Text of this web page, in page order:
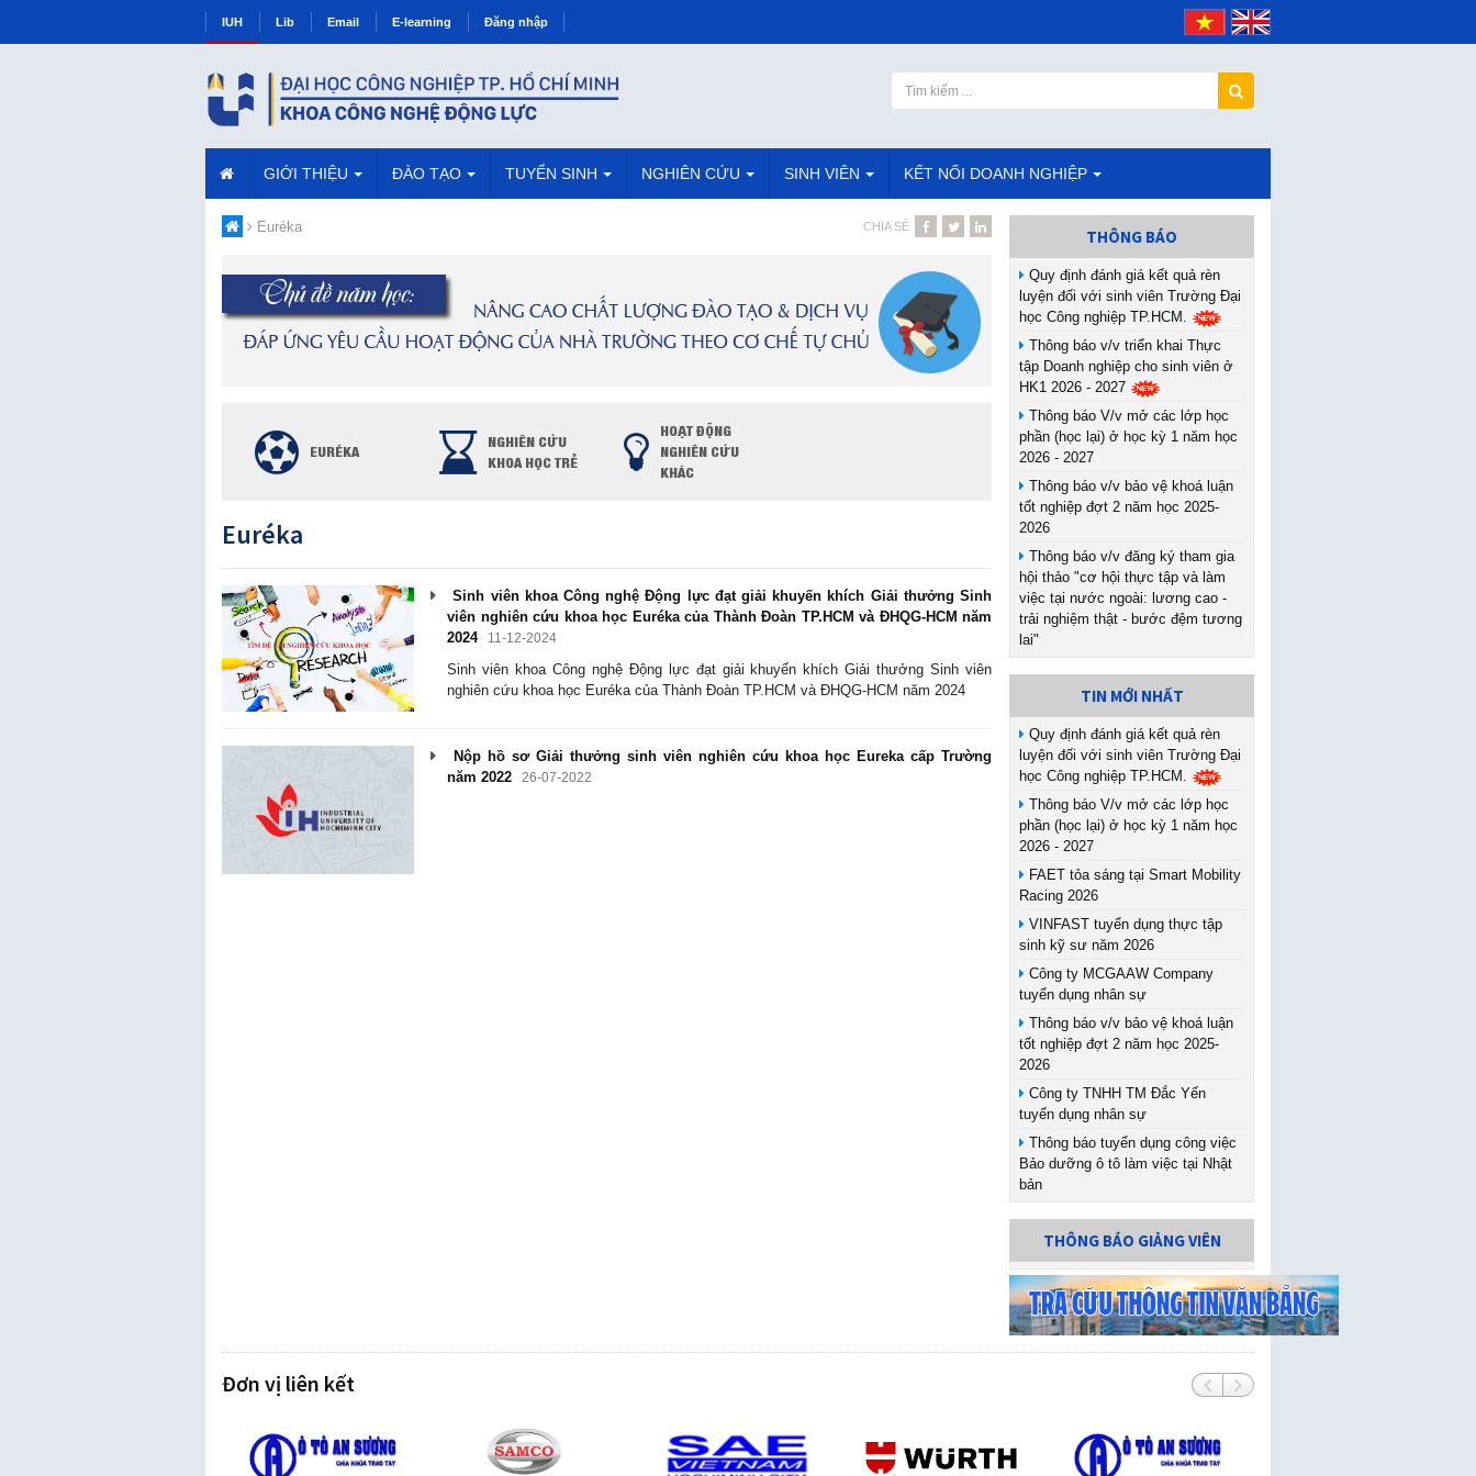
IUH Lib Email E-learning Đăng nhập
GIỚI THIỆU ĐÀO TẠO TUYỂN SINH NGHIÊN CỨU SINH VIÊN KẾT NỐI DOANH NGHIỆP
Euréka CHIA SẺ
EURÉKA
NGHIÊN CỨU
KHOA HỌC TRẺ
HOẠT ĐỘNG
NGHIÊN CỨU
KHÁC
Euréka
Sinh viên khoa Công nghệ Động lực đạt giải khuyến khích Giải thưởng Sinh
viên nghiên cứu khoa học Euréka của Thành Đoàn TP.HCM và ĐHQG-HCM năm
2024
11-12-2024
Sinh viên khoa Công nghệ Động lực đạt giải khuyến khích Giải thưởng Sinh viên
nghiên cứu khoa học Euréka của Thành Đoàn TP.HCM và ĐHQG-HCM năm 2024
Nộp hồ sơ Giải thưởng sinh viên nghiên cứu khoa học Eureka cấp Trường
năm 2022
26-07-2022
THÔNG BÁO
Quy định đánh giá kết quả rèn
luyện đối với sinh viên Trường Đại
học Công nghiệp TP.HCM.
Thông báo v/v triển khai Thực
tập Doanh nghiệp cho sinh viên ở
HK1 2026 - 2027
Thông báo V/v mở các lớp học
phần (học lại) ở học kỳ 1 năm học
2026 - 2027
Thông báo v/v bảo vệ khoá luận
tốt nghiệp đợt 2 năm học 2025-
2026
Thông báo v/v đăng ký tham gia
hội thảo "cơ hội thực tập và làm
việc tại nước ngoài: lương cao -
trải nghiệm thật - bước đệm tương
lai"
TIN MỚI NHẤT
Quy định đánh giá kết quả rèn
luyện đối với sinh viên Trường Đại
học Công nghiệp TP.HCM.
Thông báo V/v mở các lớp học
phần (học lại) ở học kỳ 1 năm học
2026 - 2027
FAET tỏa sáng tại Smart Mobility
Racing 2026
VINFAST tuyển dụng thực tập
sinh kỹ sư năm 2026
Công ty MCGAAW Company
tuyển dụng nhân sự
Thông báo v/v bảo vệ khoá luận
tốt nghiệp đợt 2 năm học 2025-
2026
Công ty TNHH TM Đắc Yến
tuyển dụng nhân sự
Thông báo tuyển dụng công việc
Bảo dưỡng ô tô làm việc tại Nhật
bản
THÔNG BÁO GIẢNG VIÊN
Đơn vị liên kết